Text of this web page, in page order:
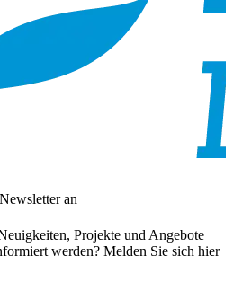
an
Projekte und Angebote
werden? Melden Sie sich hier